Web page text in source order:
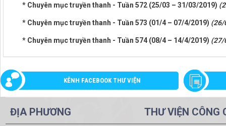
* Chuyên mục truyền thanh - Tuần 572 (25/03 – 31/03/2019)
* Chuyên mục truyền thanh - Tuần 573 (01/4 – 07/4/2019) (26/
* Chuyên mục truyền thanh - Tuần 574 (08/4 – 14/4/2019) (27/
KÊNH FACEBOOK THƯ VIỆN
ĐỊA PHƯƠNG THƯ VIỆN CÔNG